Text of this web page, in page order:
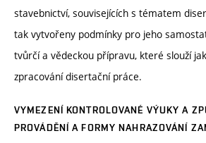
stavebnictví, souvisejících s tématem
tak vytvořeny podmínky pro jeho
tvůrčí a vědeckou přípravu, které slouží
zpracování disertační práce.
VYMEZENÍ KONTROLOVANÉ VÝUKY A
PROVÁDĚNÍ A FORMY NAHRAZOVÁNÍ